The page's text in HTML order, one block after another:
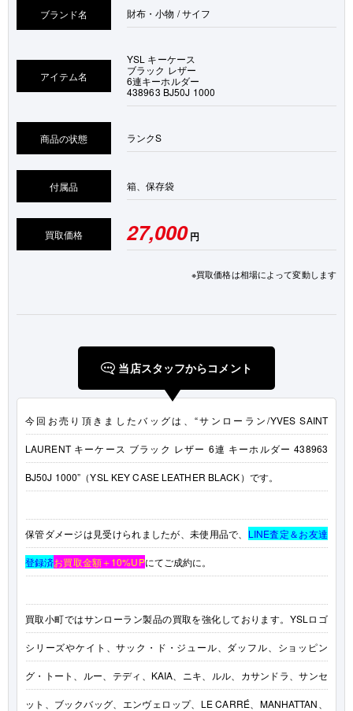
ブランド名 財布・小物 / サイフ
アイテム名
YSL キーケース
ブラック レザー
6連キーホルダー
438963 BJ50J 1000
商品の状態 ランクS
付属品 箱、保存袋
買取価格 27,000円
※買取価格は相場によって変動します
当店スタッフからコメント
今回お売り頂きましたバッグは、“サンローラン/YVES SAINT
LAURENT キーケース ブラック レザー 6連 キーホルダー 438963
BJ50J 1000”（YSL KEY CASE LEATHER BLACK）です。
保管ダメージは見受けられましたが、未使用品で、 LINE査定＆お友達
登録済お買取金額＋10%UPにてご成約に。
買取小町ではサンローラン製品の買取を強化しております。YSLロゴ
シリーズやケイト、サック・ド・ジュール、ダッフル、ショッピン
グ・トート、ルー、テディ、KAIA、ニキ、ルル、カサンドラ、サンセ
ット、ブックバッグ、エンヴェロップ、LE CARRÉ、MANHATTAN、